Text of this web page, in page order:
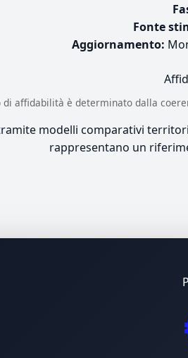
Fonte
Aggiornamento:
affidabilità è determinato dalla
modelli comparativi
rappresentano un